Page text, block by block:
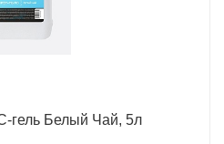
Белый Чай, 5л